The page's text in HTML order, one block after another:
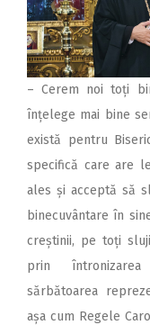
– Cerem noi toți
înțelege mai bine
există pentru
specifică care are
ales și acceptă să
binecuvântare în
creștinii, pe toți
prin
sărbătoarea
așa cum Regele